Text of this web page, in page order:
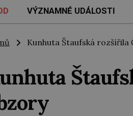
VÝZNAMNÉ UDÁLOSTI
Kunhuta Štaufská rozšířila